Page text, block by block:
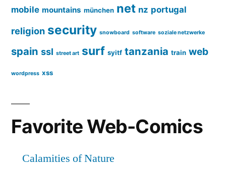
mobile mountains münchen net nz portugal
religion security snowboard software soziale netzwerke
spain ssl street art surf syitf tanzania train web
wordpress xss
Favorite Web-Comics